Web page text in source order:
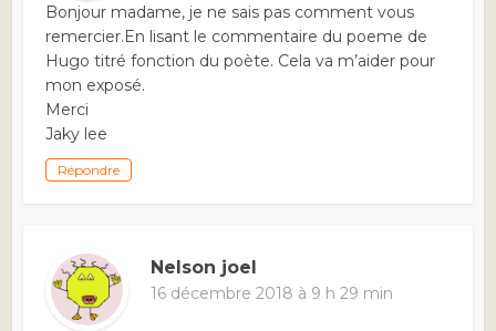
Bonjour madame, je ne sais pas comment vous
remercier.En lisant le commentaire du poeme de
Hugo titré fonction du poète. Cela va m’aider pour
mon exposé.
Merci
Jaky lee
Répondre
Nelson joel
16 décembre 2018 à 9 h 29 min